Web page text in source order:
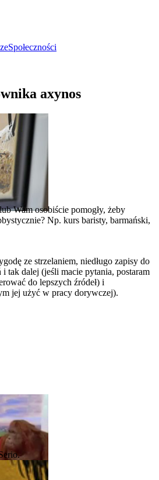
Społeczności
axynos
Wam osobiście pomogły, żeby
Np. kurs baristy, barmański,
ze strzelaniem, niedługo zapisy do
tak dalej (jeśli macie pytania, postaram
do lepszych źródeł) i
jej użyć w pracy dorywczej).